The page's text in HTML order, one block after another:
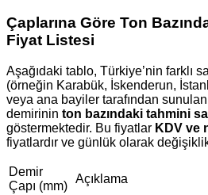
Çaplarına Göre Ton
Fiyat Listesi
Aşağıdaki tablo, Türkiye’nin farklı
(örneğin Karabük, İskenderun,
veya ana bayiler tarafından
demirinin ton bazındaki tahmini
göstermektedir. Bu fiyatlar KDV ve
fiyatlardır ve günlük olarak
Demir
Çapı (mm)
Açıklama